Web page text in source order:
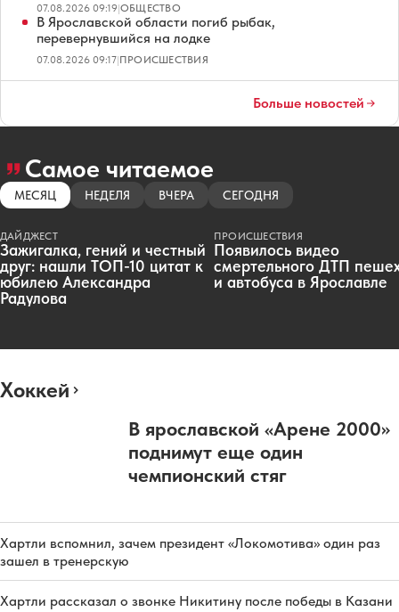
07.08.2026 09:19|ОБЩЕСТВО
В Ярославской области погиб рыбак,
перевернувшийся на лодке
07.08.2026 09:17|ПРОИСШЕСТВИЯ
Больше новостей
Самое читаемое
МЕСЯЦ НЕДЕЛЯ ВЧЕРА СЕГОДНЯ
ДАЙДЖЕСТ
Зажигалка, гений и честный
друг: нашли ТОП-10 цитат к
юбилею Александра
Радулова
ПРОИСШЕСТВИЯ
Появилось видео
смертельного ДТП
и автобуса в Ярославле
Хоккей
В ярославской «Арене 2000»
поднимут еще один
чемпионский стяг
Хартли вспомнил, зачем президент «Локомотива» один раз
зашел в тренерскую
Хартли рассказал о звонке Никитину после победы в Казани